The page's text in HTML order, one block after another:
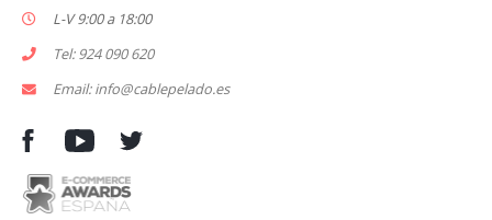
L-V 9:00 a 18:00
Tel: 924 090 620
Email: info@cablepelado.es